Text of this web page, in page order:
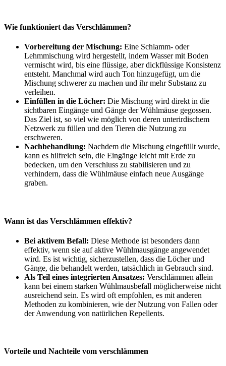
Wie funktioniert das Verschlämmen?
Vorbereitung der Mischung: Eine Schlamm- oder
Lehmmischung wird hergestellt, indem Wasser mit Boden
vermischt wird, bis eine flüssige, aber dickflüssige Konsistenz
entsteht. Manchmal wird auch Ton hinzugefügt, um die
Mischung schwerer zu machen und ihr mehr Substanz zu
verleihen.
Einfüllen in die Löcher: Die Mischung wird direkt in die
sichtbaren Eingänge und Gänge der Wühlmäuse gegossen.
Das Ziel ist, so viel wie möglich von deren unterirdischem
Netzwerk zu füllen und den Tieren die Nutzung zu
erschweren.
Nachbehandlung: Nachdem die Mischung eingefüllt wurde,
kann es hilfreich sein, die Eingänge leicht mit Erde zu
bedecken, um den Verschluss zu stabilisieren und zu
verhindern, dass die Wühlmäuse einfach neue Ausgänge
graben.
Wann ist das Verschlämmen effektiv?
Bei aktivem Befall: Diese Methode ist besonders dann
effektiv, wenn sie auf aktive Wühlmausgänge angewendet
wird. Es ist wichtig, sicherzustellen, dass die Löcher und
Gänge, die behandelt werden, tatsächlich in Gebrauch sind.
Als Teil eines integrierten Ansatzes: Verschlämmen allein
kann bei einem starken Wühlmausbefall möglicherweise nicht
ausreichend sein. Es wird oft empfohlen, es mit anderen
Methoden zu kombinieren, wie der Nutzung von Fallen oder
der Anwendung von natürlichen Repellents.
Vorteile und Nachteile vom verschlämmen